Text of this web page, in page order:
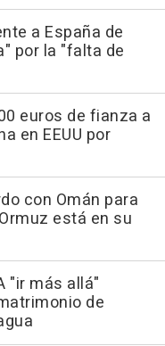
a España de
por la "falta de
euros de fianza a
en EEUU por
con Omán para
está en su
"ir más allá"
de